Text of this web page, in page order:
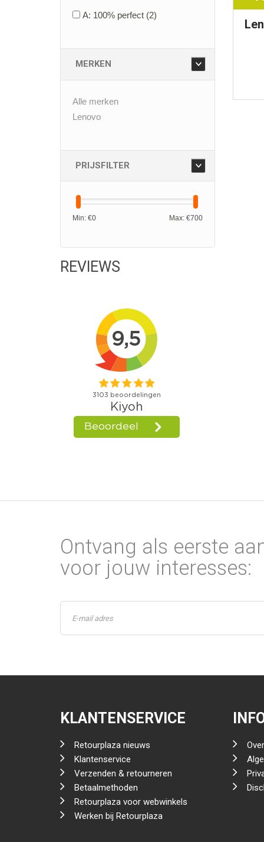
A: 100% perfect (2)
MERKEN
Alle merken
Lenovo
PRIJSFILTER
Min: €0 Max: €700
REVIEWS
Ontvang als eerste
voor jouw interesses:
KLANTENSERVICE
Retourplaza nieuws
Klantenservice
Verzenden & retourneren
Betaalmethoden
Retourplaza voor webwinkels
Werken bij Retourplaza